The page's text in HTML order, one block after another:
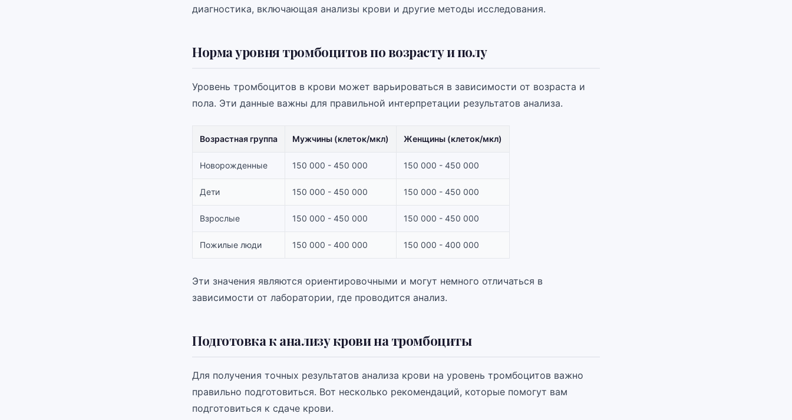
диагностика, включающая анализы крови и другие методы исследования.
Норма уровня тромбоцитов по возрасту и полу
Уровень тромбоцитов в крови может варьироваться в зависимости от возраста и
пола. Эти данные важны для правильной интерпретации результатов анализа.
Возрастная группа Мужчины (клеток/мкл) Женщины (клеток/мкл)
Новорожденные 150 000 - 450 000 150 000 - 450 000
Дети 150 000 - 450 000 150 000 - 450 000
Взрослые 150 000 - 450 000 150 000 - 450 000
Пожилые люди 150 000 - 400 000 150 000 - 400 000
Эти значения являются ориентировочными и могут немного отличаться в
зависимости от лаборатории, где проводится анализ.
Подготовка к анализу крови на тромбоциты
Для получения точных результатов анализа крови на уровень тромбоцитов важно
правильно подготовиться. Вот несколько рекомендаций, которые помогут вам
подготовиться к сдаче крови.